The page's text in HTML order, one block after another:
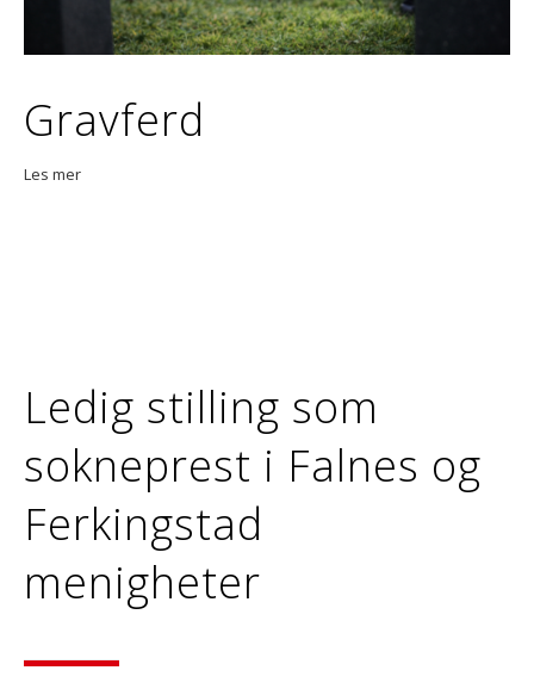
Gravferd
Les mer
Ledig stilling som
sokneprest i Falnes og
Ferkingstad
menigheter